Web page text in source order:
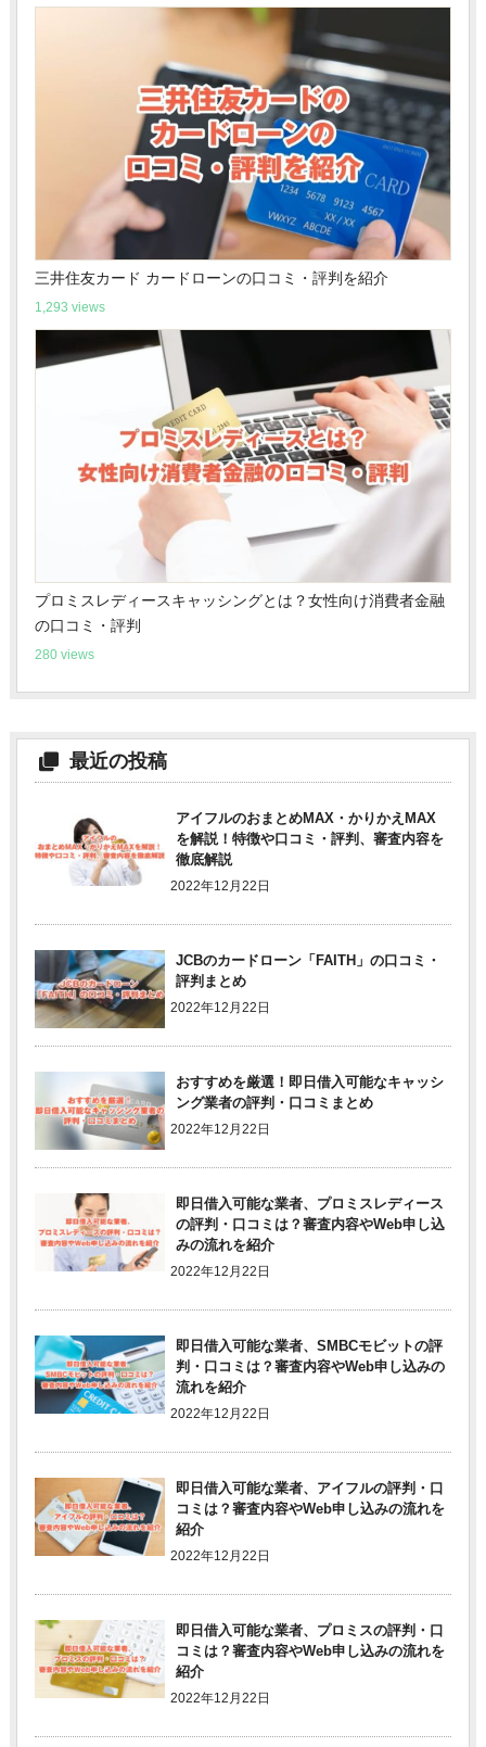
三井住友カード カードローンの口コミ・評判を紹介
1,293 views
プロミスレディースキャッシングとは？女性向け消費者金融
の口コミ・評判
280 views
最近の投稿
アイフルのおまとめMAX・かりかえMAX
を解説！特徴や口コミ・評判、審査内容を
徹底解説
2022年12月22日
JCBのカードローン「FAITH」の口コミ・
評判まとめ
2022年12月22日
おすすめを厳選！即日借入可能なキャッシ
ング業者の評判・口コミまとめ
2022年12月22日
即日借入可能な業者、プロミスレディース
の評判・口コミは？審査内容やWeb申し込
みの流れを紹介
2022年12月22日
即日借入可能な業者、SMBCモビットの評
判・口コミは？審査内容やWeb申し込みの
流れを紹介
2022年12月22日
即日借入可能な業者、アイフルの評判・口
コミは？審査内容やWeb申し込みの流れを
紹介
2022年12月22日
即日借入可能な業者、プロミスの評判・口
コミは？審査内容やWeb申し込みの流れを
紹介
2022年12月22日